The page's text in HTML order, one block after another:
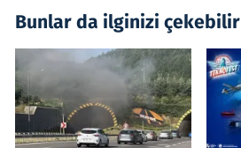
Bunlar da ilginizi çekebilir